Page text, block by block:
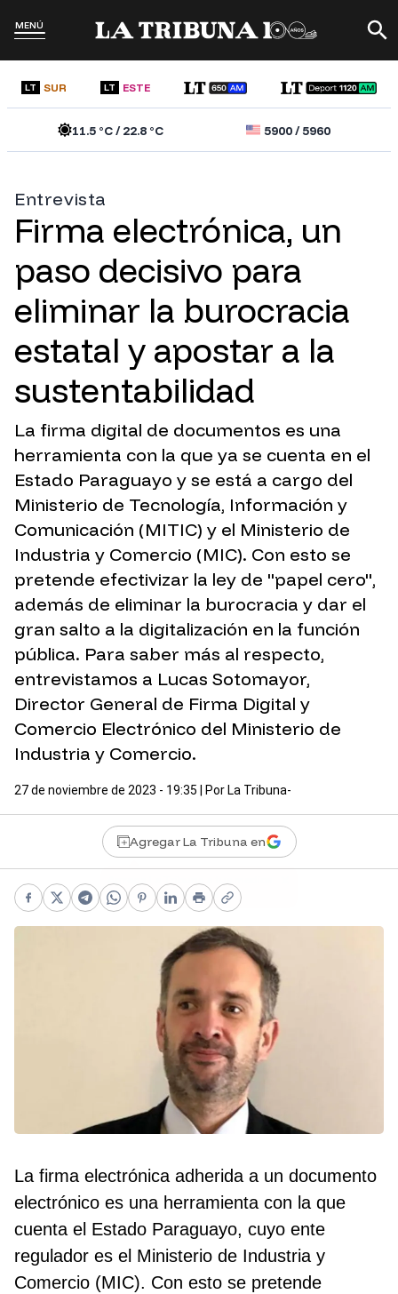
MENÚ
LT SUR LT ESTE
11.5°C /22.8°C 5900/5960
Entrevista
Firma electrónica, un
paso decisivo para
eliminar la burocracia
estatal y apostar a la
sustentabilidad
La firma digital de documentos es una
herramienta con la que ya se cuenta en el
Estado Paraguayo y se está a cargo del
Ministerio de Tecnología, Información y
Comunicación (MITIC) y el Ministerio de
Industria y Comercio (MIC). Con esto se
pretende efectivizar la ley de "papel cero",
además de eliminar la burocracia y dar el
gran salto a la digitalización en la función
pública. Para saber más al respecto,
entrevistamos a Lucas Sotomayor,
Director General de Firma Digital y
Comercio Electrónico del Ministerio de
Industria y Comercio.
27 de noviembre de 2023 - 19:35 | Por La Tribuna-
Agregar La Tribuna en
Facebook
X Telegram
WhatsApp
Pinterest
LinkedIn
PrintCopy link
La firma electrónica adherida a un documento
electrónico es una herramienta con la que
cuenta el Estado Paraguayo, cuyo ente
regulador es el Ministerio de Industria y
Comercio (MIC). Con esto se pretende